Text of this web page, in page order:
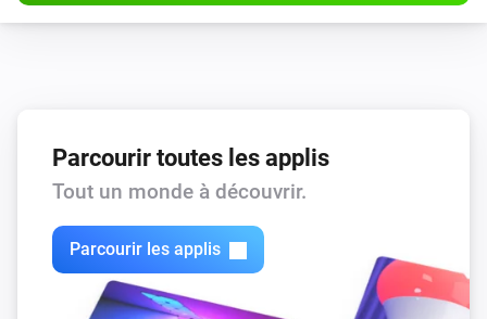
Le mode de fonctionnement du chauffage est
Heatzy
La programmation est activée
La détection de fenêtre ouverte est activée
Parcourir toutes les applis
Tout un monde à découvrir.
Parcourir les applis